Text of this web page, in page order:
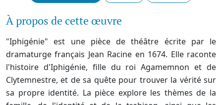
À propos de cette œuvre
"Iphigénie" est une pièce de théâtre écrite par le
dramaturge français Jean Racine en 1674. Elle raconte
l'histoire d'Iphigénie, fille du roi Agamemnon et de
Clytemnestre, et de sa quête pour trouver la vérité sur
sa propre identité. La pièce explore les thèmes de la